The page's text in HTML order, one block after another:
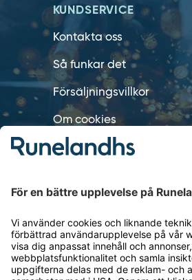
KUNDSERVICE
Kontakta oss
Så funkar det
Försäljningsvillkor
Om cookies
Personuppgiftshantering
OM RUNELANDHS
Om Runelandhs